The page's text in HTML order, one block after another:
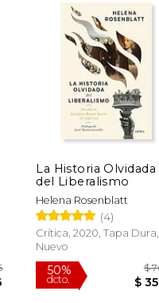
$ 32.40
$ 27.54
50%
dcto.
La Historia Olvidada
del Liberalismo
Helena Rosenblatt
(4)
Crítica, 2020, Tapa Dura,
Nuevo